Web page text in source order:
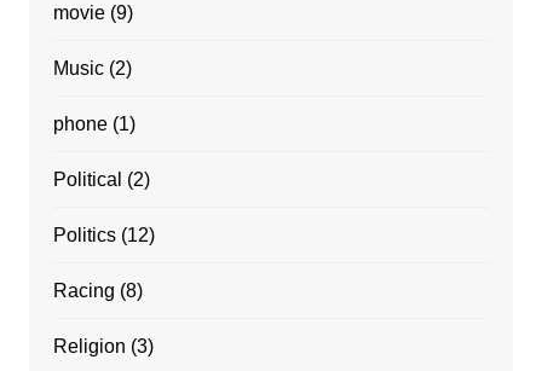
movie(9)
Music(2)
phone(1)
Political (2)
Politics(12)
Racing (8)
Religion (3)